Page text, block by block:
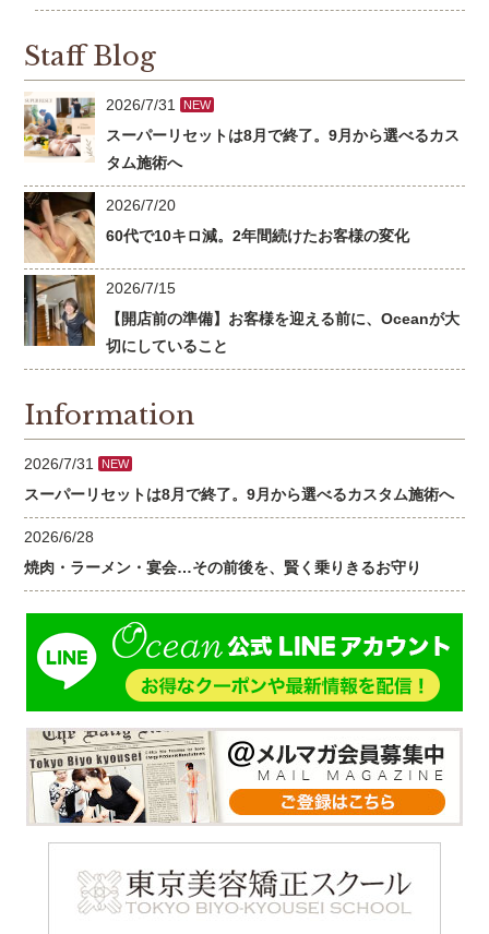
Staff Blog
2026/7/31 NEW
スーパーリセットは8月で終了。9月から選べるカス
タム施術へ
2026/7/20
60代で10キロ減。2年間続けたお客様の変化
2026/7/15
【開店前の準備】お客様を迎える前に、Oceanが大
切にしていること
Information
2026/7/31 NEW
スーパーリセットは8月で終了。9月から選べるカスタム施術へ
2026/6/28
焼肉・ラーメン・宴会…その前後を、賢く乗りきるお守り